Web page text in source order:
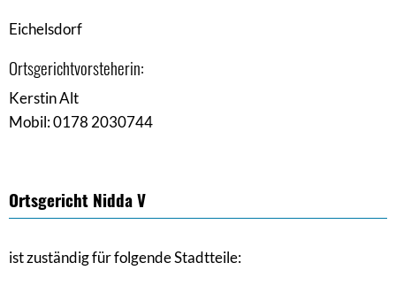
Eichelsdorf
Ortsgerichtvorsteherin:
Kerstin Alt
Mobil: 0178 2030744
Ortsgericht Nidda V
ist zuständig für folgende Stadtteile: